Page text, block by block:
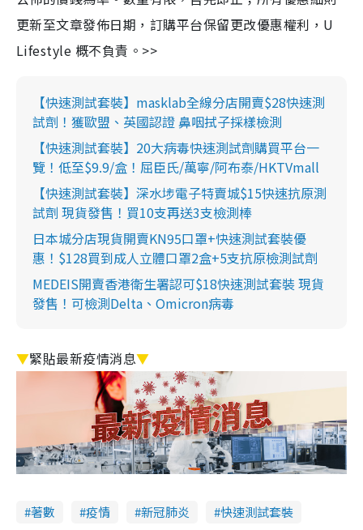
更新至文章發佈日期，訂購平台保留更改優惠權利，U
Lifestyle 概不負責。>>
【快速測試套裝】masklab全線分店開賣$28快速測
試劑！獲歐盟、英國認證 鼻咽拭子採樣檢測
【快速測試套裝】20大病毒快速測試劑購買平台一
覽！低至$9.9/盒！屈臣氏/萬寧/阿布泰/HKTVmall
【快速測試套裝】深水埗電子特賣城$15快速抗原測
試劑 現貨發售！買10支再送3支檢測棒
日本城分店現貨開賣KN95口罩+快速測試套裝優
惠！$128買到成人立體口罩2盒+5支抗原檢測試劑
MEDEIS開賣香港衛生署認可$18快速測試套裝 現貨
發售！可檢測Delta、Omicron病毒
▼緊貼最新疫情消息▼
著數 疫情 新冠肺炎
快速測試套裝